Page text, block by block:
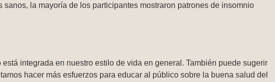
la mayoría de los participantes mostraron patrones de insomnio
integrada en nuestro estilo de vida en general. También puede sugerir
hacer más esfuerzos para educar al público sobre la buena salud del